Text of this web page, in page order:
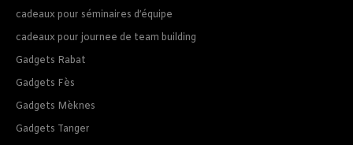
cadeaux pour séminaires d’équipe
cadeaux pour journee de team building
Gadgets Rabat
Gadgets Fès
Gadgets Mèknes
Gadgets Tanger